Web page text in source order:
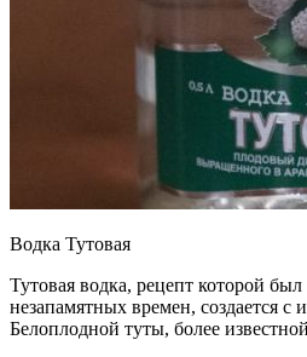
Водка Тутовая
Тутовая водка, рецепт которой
незапамятных времен, создается с
Белоплодной туты, более